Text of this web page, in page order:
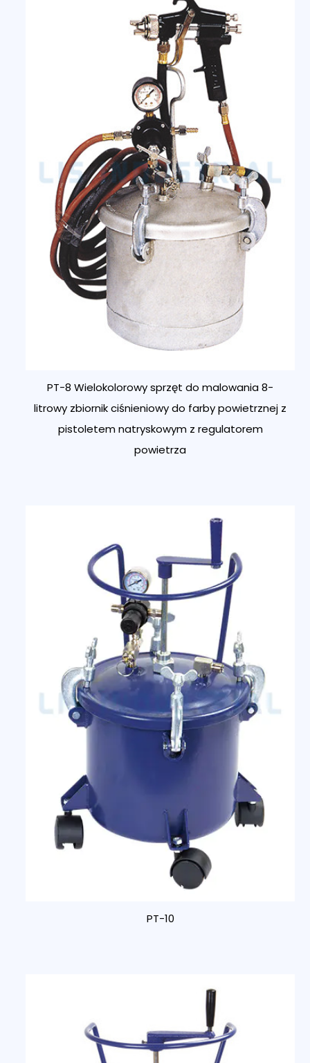
PT-8 Wielokolorowy sprzęt do malowania 8-
litrowy zbiornik ciśnieniowy do farby powietrznej z
pistoletem natryskowym z regulatorem
powietrza
PT-10